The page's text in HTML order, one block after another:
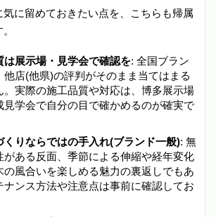
に留めておきたい点を、こちらも帰属
は展示場・見学会で確認を: 全国ブラン
他店(他県)の評判がそのまま当てはまる
。実際の施工品質や対応は、博多展示場
見学会で自分の目で確かめるのが確実で
くりならではの手入れ(ブランド一般): 無
がある反面、季節による伸縮や経年変化
の風合いを楽しめる魅力の裏返しでもあ
ナンス方法や注意点は事前に確認してお